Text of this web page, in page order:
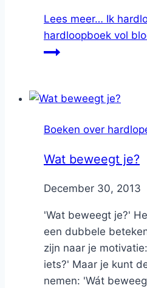
Lees meer… Ik
hardloopboek vol
Boeken over
Wat beweegt je?
ByNicole
December 30, 2013
'Wat beweegt je?'
een dubbele
zijn naar je
iets?' Maar je kunt
nemen: 'Wát